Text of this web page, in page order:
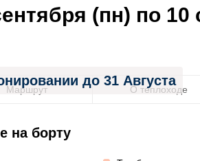
(пн) по 10
до 31 Августа
Маршрут О теплоходе
на борту